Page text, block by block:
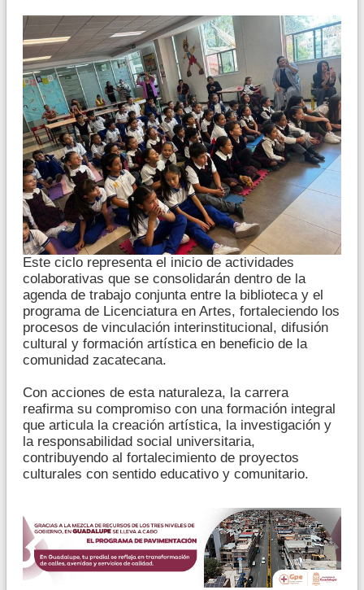
Este ciclo representa el inicio de actividades
colaborativas que se consolidarán dentro de la
agenda de trabajo conjunta entre la biblioteca y el
programa de Licenciatura en Artes, fortaleciendo los
procesos de vinculación interinstitucional, difusión
cultural y formación artística en beneficio de la
comunidad zacatecana.
Con acciones de esta naturaleza, la carrera
reafirma su compromiso con una formación integral
que articula la creación artística, la investigación y
la responsabilidad social universitaria,
contribuyendo al fortalecimiento de proyectos
culturales con sentido educativo y comunitario.